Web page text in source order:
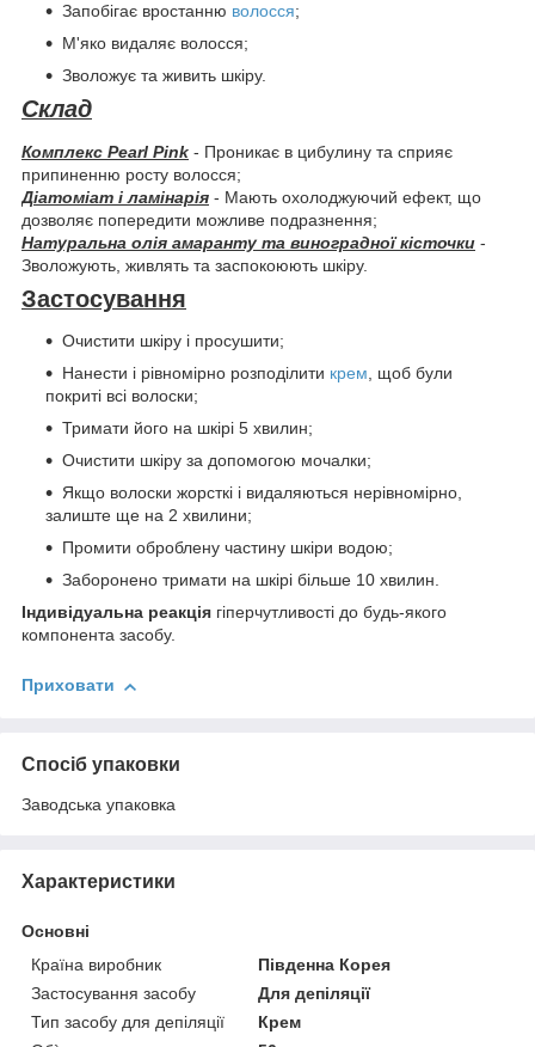
Запобігає вростанню волосся;
М'яко видаляє волосся;
Зволожує та живить шкіру.
Склад
Комплекс Pearl Pink - Проникає в цибулину та сприяє
припиненню росту волосся;
Діатоміат і ламінарія - Мають охолоджуючий ефект, що
дозволяє попередити можливе подразнення;
Натуральна олія амаранту та виноградної кісточки -
Зволожують, живлять та заспокоюють шкіру.
Застосування
Очистити шкіру і просушити;
Нанести і рівномірно розподілити крем, щоб були
покриті всі волоски;
Тримати його на шкірі 5 хвилин;
Очистити шкіру за допомогою мочалки;
Якщо волоски жорсткі і видаляються нерівномірно,
залиште ще на 2 хвилини;
Промити оброблену частину шкіри водою;
Заборонено тримати на шкірі більше 10 хвилин.
Індивідуальна реакція гіперчутливості до будь-якого
компонента засобу.
Приховати
Спосіб упаковки
Заводська упаковка
Характеристики
Основні
Країна виробник
Південна Корея
Застосування засобу
Для депіляції
Тип засобу для депіляції
Крем